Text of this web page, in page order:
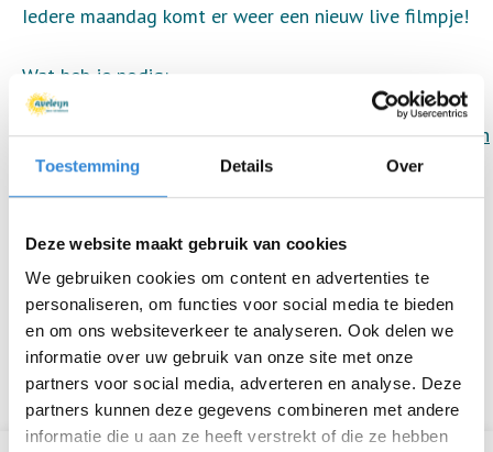
Toestemming Details Over
Deze website maakt gebruik van cookies
We gebruiken cookies om content en advertenties te
personaliseren, om functies voor social media te bieden
en om ons websiteverkeer te analyseren. Ook delen we
informatie over uw gebruik van onze site met onze
partners voor social media, adverteren en analyse. Deze
partners kunnen deze gegevens combineren met andere
informatie die u aan ze heeft verstrekt of die ze hebben
Iedere maandag komt er weer een nieuw live filmpje!
Wat heb je nodig:
- login op
https://www.facebook.com/AveleijnBureauEvenementen
- schuif eventueel een tafel / stoel aan de kant,
zodat je ruimte hebt om te bewegen
- zet een glas water klaar
- een matje / kleed / handdoek, voor oefeningen op
de grond
Zet hem op!